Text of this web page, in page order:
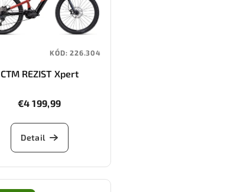
CTM REZIST Xpert
€4 199,99
Detail
KÓD:226.304